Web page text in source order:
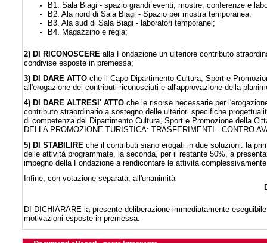
B1. Sala Biagi - spazio grandi eventi, mostre, conferenze e
B2. Ala nord di Sala Biagi - Spazio per mostra temporanea;
B3. Ala sud di Sala Biagi - laboratori temporanei;
B4. Magazzino e regia;
2) DI RICONOSCERE alla Fondazione un ulteriore contributo
condivise esposte in premessa;
3) DI DARE ATTO che il Capo Dipartimento Cultura, Sport e
all'erogazione dei contributi riconosciuti e all'approvazione della
4) DI DARE ALTRESI' ATTO che le risorse necessarie per
contributo straordinario a sostegno delle ulteriori specifiche
di competenza del Dipartimento Cultura, Sport e Promozione della
DELLA PROMOZIONE TURISTICA: TRASFERIMENTI - CONTRO
5) DI STABILIRE che il contributi siano erogati in due soluzioni: la
delle attività programmate, la seconda, per il restante 50%, a
impegno della Fondazione a rendicontare le attività
Infine, con votazione separata, all'unanimità
DI DICHIARARE la presente deliberazione immediatamente
motivazioni esposte in premessa.